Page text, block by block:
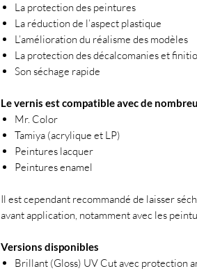
La protection des peintures
La réduction de l’aspect plastique
L’amélioration du réalisme des modèles
La protection des décalcomanies et
Son séchage rapide
Le vernis est compatible avec de
Mr. Color
Tamiya (acrylique et LP)
Peintures lacquer
Peintures enamel
Il est cependant recommandé de laisser
avant application, notamment avec les
Versions disponibles
Brillant (Gloss) UV Cut avec protection